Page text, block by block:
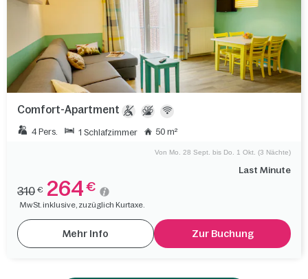
Comfort-Apartment
4 Pers. 1 Schlafzimmer 50 m²
Last Minute
Von Mo. 28 Sept. bis Do. 1 Okt. (3 Nächte)
310 € 264 €
MwSt. inklusive, zuzüglich Kurtaxe.
Mehr Info Zur Buchung